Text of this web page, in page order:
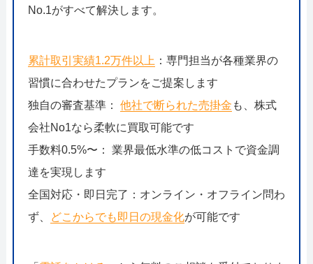
No.1がすべて解決します。
累計取引実績1.2万件以上 ：専門担当が各種業界の
習慣に合わせたプランをご提案します
独自の審査基準： 他社で断られた売掛金 も、株式
会社No1なら柔軟に買取可能です
手数料0.5%〜： 業界最低水準の低コストで資金調
達を実現します
全国対応・即日完了：オンライン・オフライン問わ
ず、
どこからでも即日の現金化が可能です